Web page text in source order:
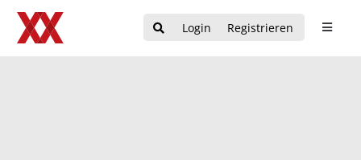
Login Registrieren